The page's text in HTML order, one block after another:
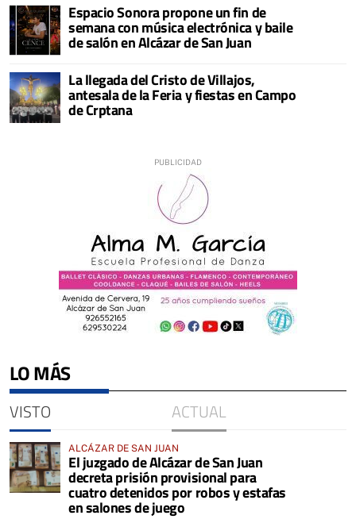
Espacio Sonora propone un fin de
semana con música electrónica y baile
de salón en Alcázar de San Juan
La llegada del Cristo de Villajos,
antesala de la Feria y fiestas en Campo
de Crptana
LO MÁS
VISTO ACTUAL
ALCÁZAR DE SAN JUAN
El juzgado de Alcázar de San Juan
decreta prisión provisional para
cuatro detenidos por robos y estafas
en salones de juego